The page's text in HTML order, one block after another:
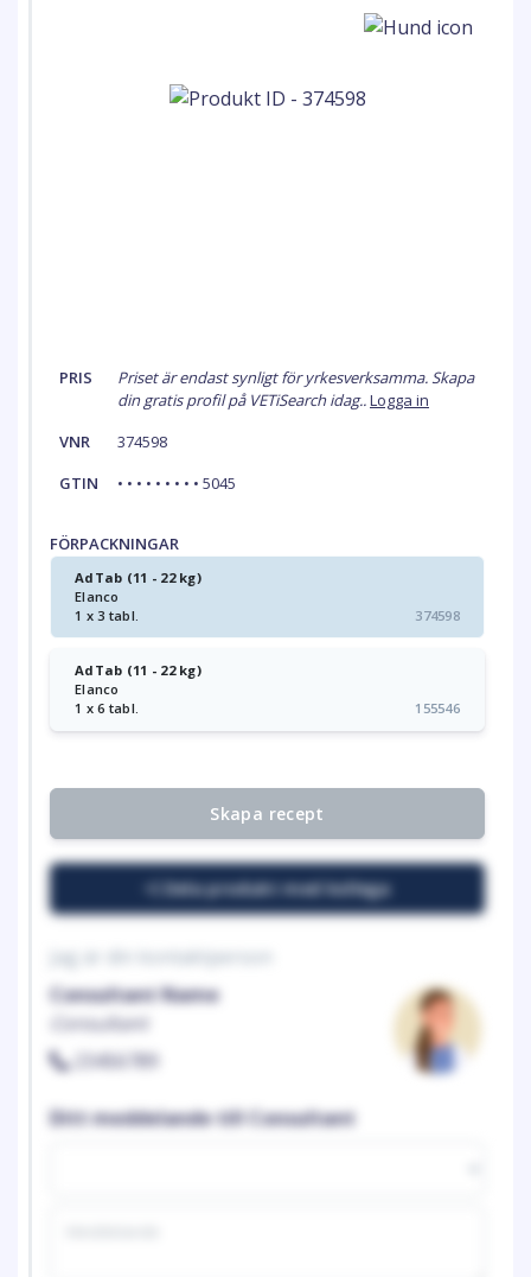
PRIS
Priset är endast synligt för yrkesverksamma. Skapa
din gratis profil på VETiSearch idag..Logga in
VNR
374598
GTIN
• • • • • • • • • 5045
FÖRPACKNINGAR
AdTab (11 - 22 kg)
Elanco
1 x 3 tabl.
374598
AdTab (11 - 22 kg)
Elanco
1 x 6 tabl.
155546
Skapa recept
Dela produkt med kollega
Jag är din kontaktperson
Consultant Name
Consultant
23456789
Ditt meddelande till Consultant